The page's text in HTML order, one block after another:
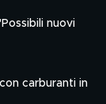
nuovi
carburanti in